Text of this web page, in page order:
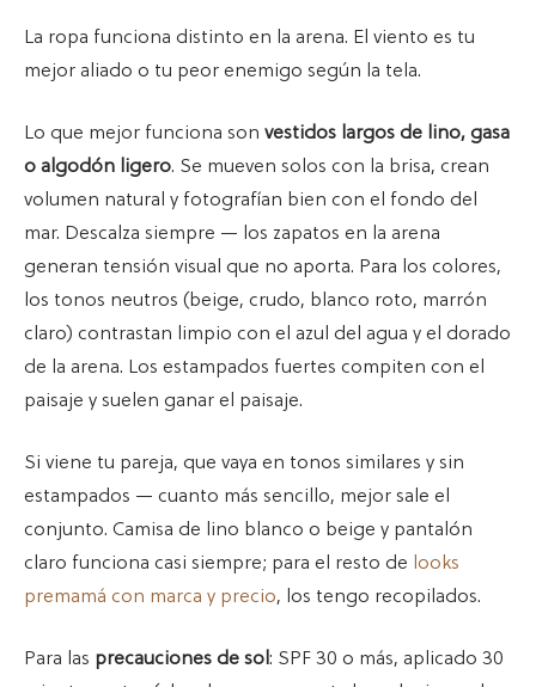
La ropa funciona distinto en la arena. El viento es tu
mejor aliado o tu peor enemigo según la tela.
Lo que mejor funciona son vestidos largos de lino, gasa
o algodón ligero. Se mueven solos con la brisa, crean
volumen natural y fotografían bien con el fondo del
mar. Descalza siempre — los zapatos en la arena
generan tensión visual que no aporta. Para los colores,
los tonos neutros (beige, crudo, blanco roto, marrón
claro) contrastan limpio con el azul del agua y el dorado
de la arena. Los estampados fuertes compiten con el
paisaje y suelen ganar el paisaje.
Si viene tu pareja, que vaya en tonos similares y sin
estampados — cuanto más sencillo, mejor sale el
conjunto. Camisa de lino blanco o beige y pantalón
claro funciona casi siempre; para el resto de looks
premamá con marca y precio, los tengo recopilados.
Para las precauciones de sol: SPF 30 o más, aplicado 30